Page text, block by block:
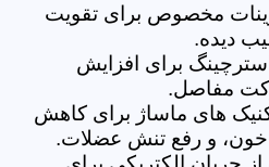
مخصوص برای تقویت
دیده.
برای افزایش
مفاصل.
های ماساژ برای کاهش
و رفع تنش عضلات.